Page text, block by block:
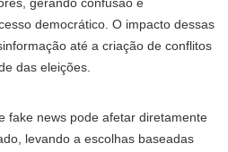
democrático. O impacto dessas
até a criação de conflitos
das eleições.
fake news pode afetar diretamente
levando a escolhas baseadas